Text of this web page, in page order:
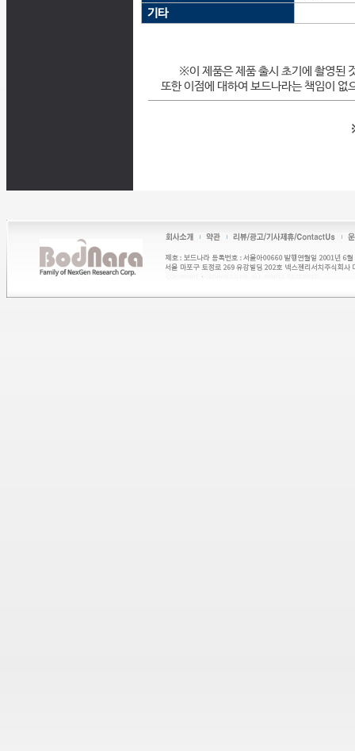
기타
※이 제품은 제품 출시 초기에 촬영된
또한 이점에 대하여 보드나라는 책임이 없